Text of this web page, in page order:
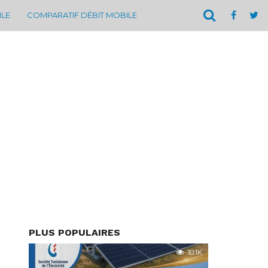
COMPARATIF DÉBIT MOBILE
PLUS POPULAIRES
10.1K